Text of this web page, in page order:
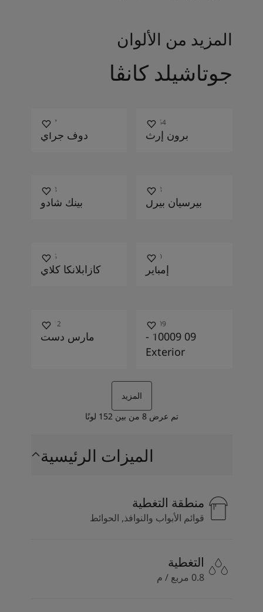
المزيد من الألوان
جوتاشيلد كانڤا
10254
برون إرث
0117
دوف جراي
0118
بيرسيان بيرل
0498
بينك شادو
0520
إمباير
0565
كازابلانكا كلاي
10009
09 10009 -
Exterior
10012
مارس دست
المزيد
تم عرض8 من بين152 لونًا
الميزات الرئيسية
منطقة التغطية
قوائم الأبواب والنوافذ, الحوائط
التغطية
0.8 مربع / م